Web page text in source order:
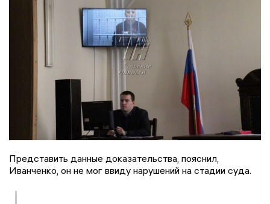
Представить данные доказательства, пояснил,
Иванченко, он не мог ввиду нарушений на стадии суда.